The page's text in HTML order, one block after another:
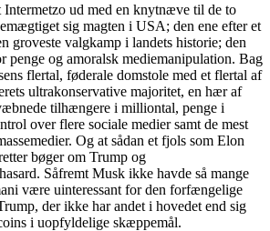
ud med en knytnæve til de to
sig magten i USA; den ene efter et
groveste valgkamp i landets historie; den
penge og amoralsk mediemanipulation. Bag
flertal, føderale domstole med et flertal af
ultrakonservative majoritet, en hær af
tilhængere i milliontal, penge i
over flere sociale medier samt de mest
Og at sådan et fjols som Elon
bøger om Trump og
Såfremt Musk ikke havde så mange
være uinteressant for den forfængelige
der ikke har andet i hovedet end sig
i uopfyldelige skæppemål.